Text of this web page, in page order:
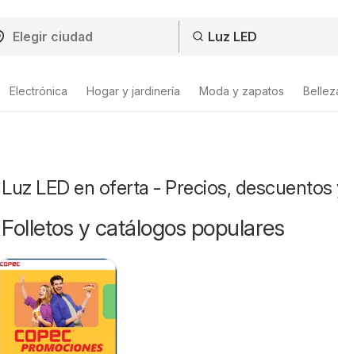
Electrónica Hogar y jardinería Moda y zapatos
Luz LED en oferta - Precios,
Folletos y catálogos populares